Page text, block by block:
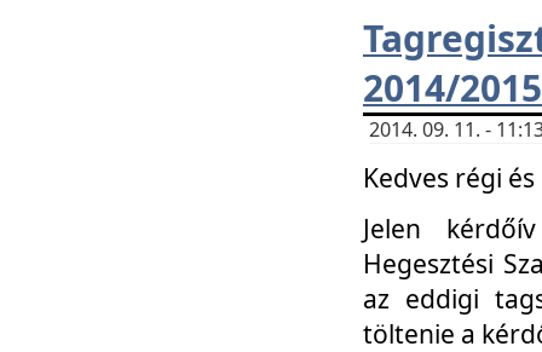
2014/
2014. 09. 11. -
Kedves régi
Jelen
Hegesztési
az eddigi
töltenie a